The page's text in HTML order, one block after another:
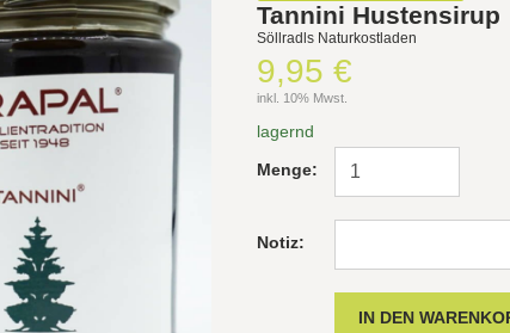
Tannini Hustensirup
Söllradls Naturkostladen
9,95 €
inkl. 10% Mwst.
lagernd
Menge:
Notiz: